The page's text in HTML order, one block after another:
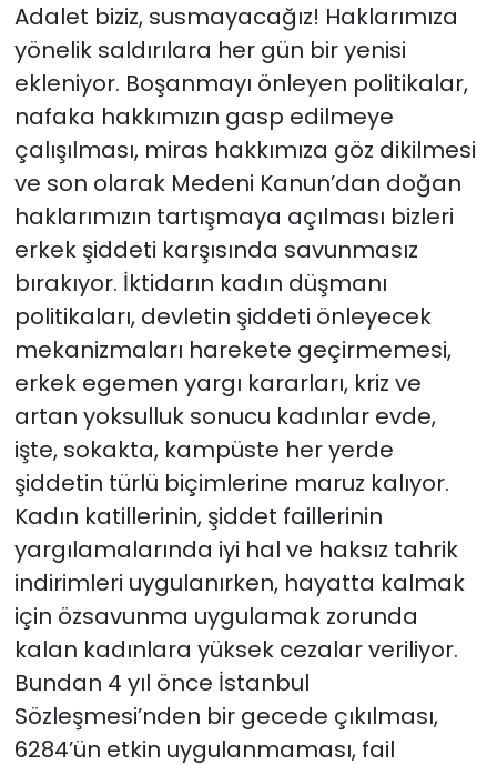
Adalet biziz, susmayacağız! Haklarımıza
yönelik saldırılara her gün bir yenisi
ekleniyor. Boşanmayı önleyen politikalar,
nafaka hakkımızın gasp edilmeye
çalışılması, miras hakkımıza göz dikilmesi
ve son olarak Medeni Kanun’dan doğan
haklarımızın tartışmaya açılması bizleri
erkek şiddeti karşısında savunmasız
bırakıyor. İktidarın kadın düşmanı
politikaları, devletin şiddeti önleyecek
mekanizmaları harekete geçirmemesi,
erkek egemen yargı kararları, kriz ve
artan yoksulluk sonucu kadınlar evde,
işte, sokakta, kampüste her yerde
şiddetin türlü biçimlerine maruz kalıyor.
Kadın katillerinin, şiddet faillerinin
yargılamalarında iyi hal ve haksız tahrik
indirimleri uygulanırken, hayatta kalmak
için özsavunma uygulamak zorunda
kalan kadınlara yüksek cezalar veriliyor.
Bundan 4 yıl önce İstanbul
Sözleşmesi’nden bir gecede çıkılması,
6284’ün etkin uygulanmaması, fail